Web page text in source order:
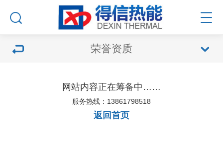
荣誉资质
网站内容正在筹备中……
服务热线：13861798518
返回首页